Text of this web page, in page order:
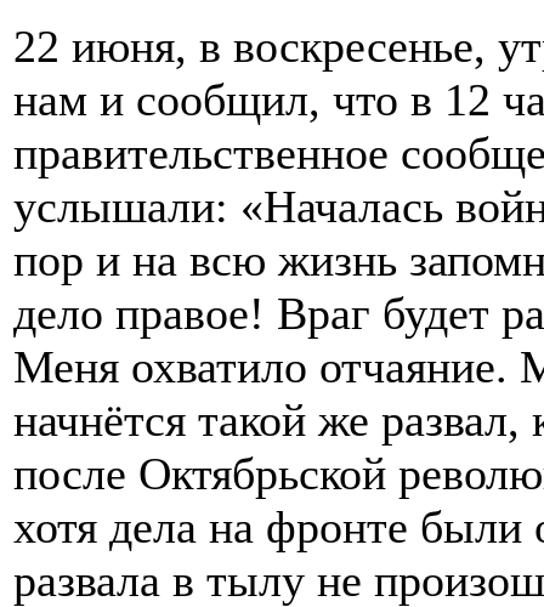
22 июня, в воскресенье,
нам и сообщил, что в 12
правительственное
услышали: «Началась
пор и на всю жизнь
дело правое! Враг будет
Меня охватило отчаяние.
начнётся такой же
после Октябрьской
хотя дела на фронте были
развала в тылу не